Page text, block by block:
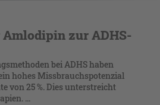
zur ADHS-
bei ADHS haben
hohes Missbrauchspotenzial
von 25 %. Dies unterstreicht
...